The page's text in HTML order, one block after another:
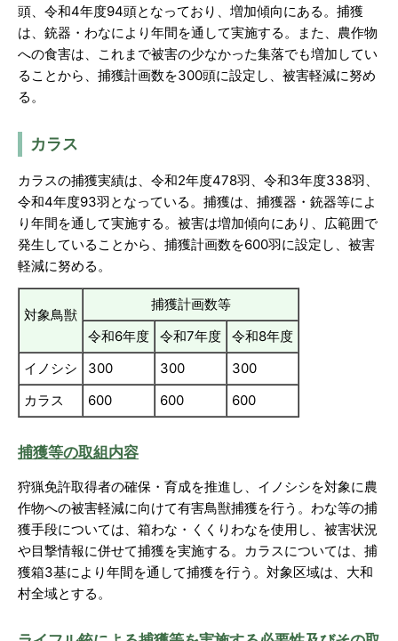
頭、令和4年度94頭となっており、増加傾向にある。捕獲
は、銃器・わなにより年間を通して実施する。また、農作物
への食害は、これまで被害の少なかった集落でも増加してい
ることから、捕獲計画数を300頭に設定し、被害軽減に努め
る。
カラス
カラスの捕獲実績は、令和2年度478羽、令和3年度338羽、
令和4年度93羽となっている。捕獲は、捕獲器・銃器等によ
り年間を通して実施する。被害は増加傾向にあり、広範囲で
発生していることから、捕獲計画数を600羽に設定し、被害
軽減に努める。
対象鳥獣
捕獲計画数等
令和6年度
令和7年度
令和8年度
イノシシ
300 300
300
カラス
600 600 600
捕獲等の取組内容
狩猟免許取得者の確保・育成を推進し、イノシシを対象に農
作物への被害軽減に向けて有害鳥獣捕獲を行う。わな等の捕
獲手段については、箱わな・くくりわなを使用し、被害状況
や目撃情報に併せて捕獲を実施する。カラスについては、捕
獲箱3基により年間を通して捕獲を行う。対象区域は、大和
村全域とする。